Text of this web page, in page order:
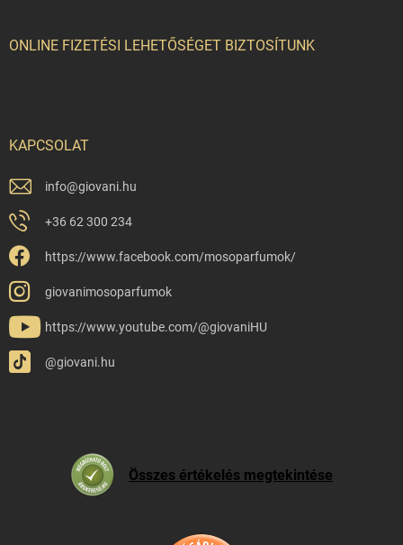
ONLINE FIZETÉSI LEHETŐSÉGET BIZTOSÍTUNK
KAPCSOLAT
info@giovani.hu
+36 62 300 234
https://www.facebook.com/mosoparfumok/
giovanimosoparfumok
https://www.youtube.com/@giovaniHU
@giovani.hu
Összes értékelés megtekintése